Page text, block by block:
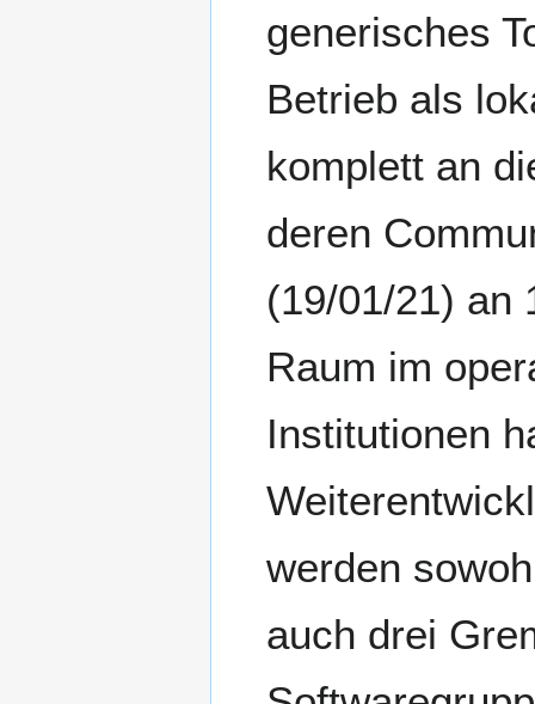
generisches
Betrieb als
komplett an
deren
(19/01/21) an
Raum im
Institutionen
werden
auch drei